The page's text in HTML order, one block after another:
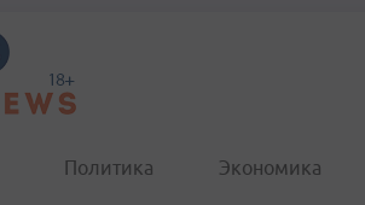
Политика Экономика